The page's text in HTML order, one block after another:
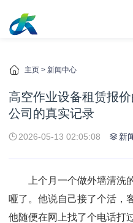
主页 > 新闻中心
高空作业设备租赁报
公司的真实记录
2026-05-13 02:05:08 新
上个月一个做外墙清洗
哑了。他说自己接了个活，
他随便在网上找了个电话打